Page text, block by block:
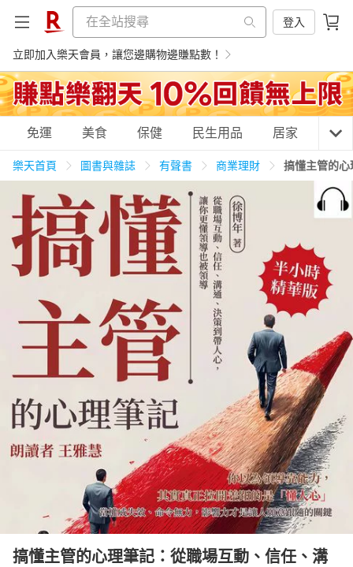
登入
立即加入樂天會員，讓您邊購物邊賺點數！
購物網分類
天天免運 美食蛋糕 養生保健 民生用品
居家生活 3C家電 運動休閒 親子玩具
女裝 男裝 化妝保養 情趣用品
日本購物 電子/紙本書
HOT
免運 美食 保健 民生用品 居家 3C
樂天首頁 圖書與雜誌 有聲書 商業理財 搞懂主管的
搞懂主管的心理筆記：從職場互動、信任、溝